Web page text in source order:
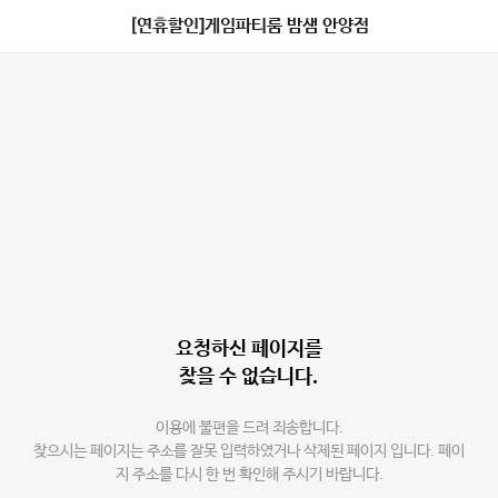
[연휴할인]게임파티룸 밤샘 안양점
요청하신 페이지를
찾을 수 없습니다.
이용에 불편을 드려 죄송합니다.
찾으시는 페이지는 주소를 잘못 입력하였거나 삭제된 페이지 입니다. 페이
지 주소를 다시 한 번 확인해 주시기 바랍니다.